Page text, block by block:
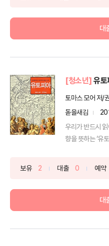
대
[청소년] 유토
토마스 모어 저/
돋을새김
우리가 반드시
향을 뜻하는 ‘유
보유 2 대출 0 예약
대